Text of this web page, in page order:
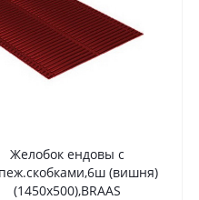
Желобок ендовы с
(вишня)
(1450х500),BRAAS